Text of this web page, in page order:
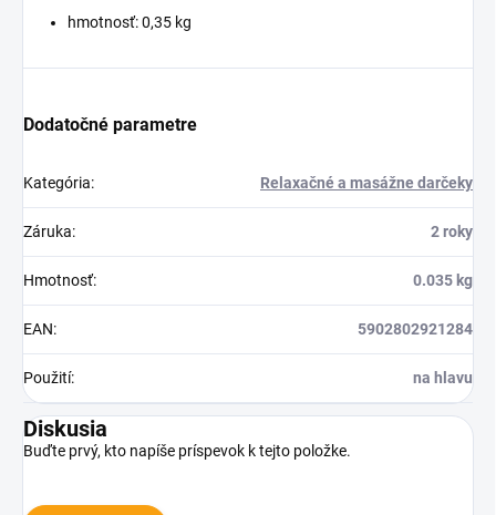
hmotnosť: 0,35 kg
Dodatočné parametre
Kategória: Relaxačné a masážne darčeky
Záruka: 2 roky
Hmotnosť: 0.035 kg
EAN: 5902802921284
Použití: na hlavu
Diskusia
Buďte prvý, kto napíše príspevok k tejto položke.